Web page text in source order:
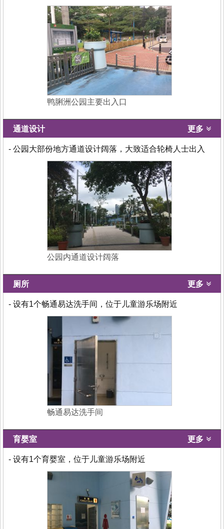
鸭脷洲公园主要出入口
通道设计 更多
- 公园大部份地方通道设计阔落，大致适合轮椅人士出入
公园内通道设计阔落
厕所 更多
- 设有1个畅通易达洗手间，位于儿童游乐场附近
畅通易达洗手间
育婴室 更多
- 设有1个育婴室，位于儿童游乐场附近